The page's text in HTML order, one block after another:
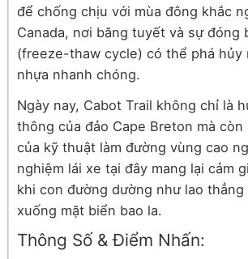
để chống chịu với mùa đông khắc
Canada, nơi băng tuyết và sự đóng
(freeze-thaw cycle) có thể phá hủy
nhựa nhanh chóng.
Ngày nay, Cabot Trail không chỉ là
thông của đảo Cape Breton mà
của kỹ thuật làm đường vùng cao
nghiệm lái xe tại đây mang lại cảm
khi con đường dường như lao
xuống mặt biển bao la.
Thông Số & Điểm Nhấn: